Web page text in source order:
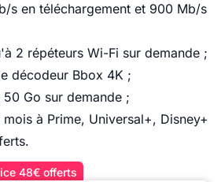
s en téléchargement et 900 Mb/s
2 répéteurs Wi-Fi sur demande ;
décodeur Bbox 4K ;
Go sur demande ;
à Prime, Universal+, Disney+
48€ offerts